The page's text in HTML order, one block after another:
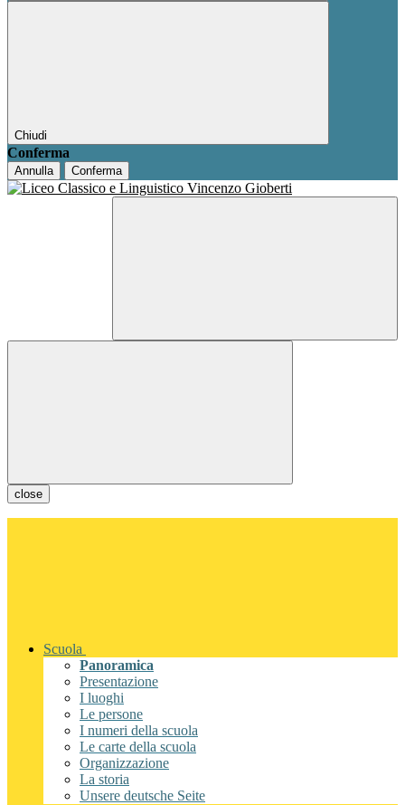
Chiudi
Conferma
Annulla Conferma
close
Scuola
Panoramica
Presentazione
I luoghi
Le persone
I numeri della scuola
Le carte della scuola
Organizzazione
La storia
Unsere deutsche Seite